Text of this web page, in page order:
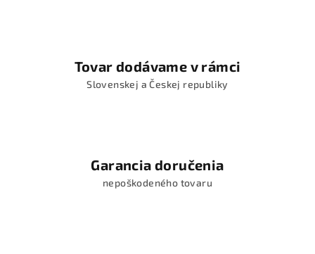
Tovar dodávame v rámci
Slovenskej a Českej republiky
Garancia doručenia
nepoškodeného tovaru